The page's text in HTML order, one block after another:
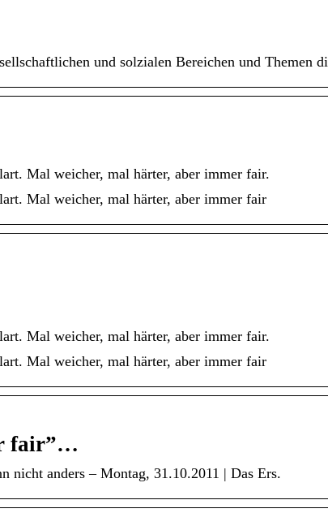
und solzialen Bereichen und
Mal weicher, mal härter, aber immer fair.
Mal weicher, mal härter, aber immer fair
Mal weicher, mal härter, aber immer fair.
Mal weicher, mal härter, aber immer fair
fair”…
nicht anders – Montag, 31.10.2011 | Das Ers.